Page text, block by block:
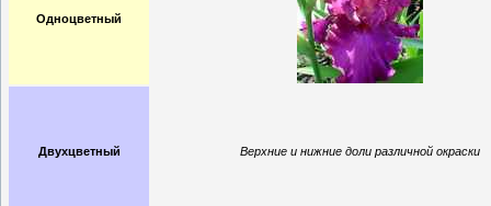
Одноцветный
Двухцветный Верхние и нижние доли различной окраски